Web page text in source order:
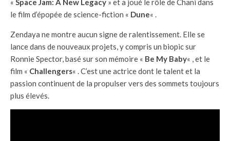
le film d’épopée de science-fiction « Dune« .
Zendaya ne montre aucun signe de ralentissement. Elle se
lance dans de nouveaux projets, y compris un biopic sur
Ronnie Spector, basé sur son mémoire « Be My Baby« , et le
film « Challengers« . C’est une actrice dont le talent et la
passion continuent de la propulser vers des sommets toujours
plus élevés.